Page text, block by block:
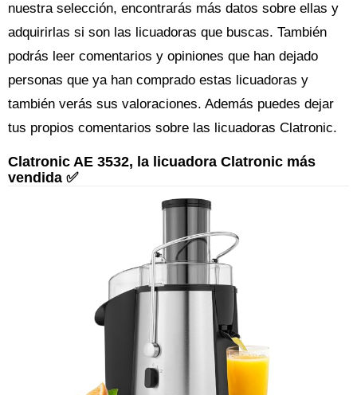
nuestra selección, encontrarás más datos sobre ellas y
adquirirlas si son las licuadoras que buscas. También
podrás leer comentarios y opiniones que han dejado
personas que ya han comprado estas licuadoras y
también verás sus valoraciones. Además puedes dejar
tus propios comentarios sobre las licuadoras Clatronic.
Clatronic AE 3532, la licuadora Clatronic más
vendida ✅